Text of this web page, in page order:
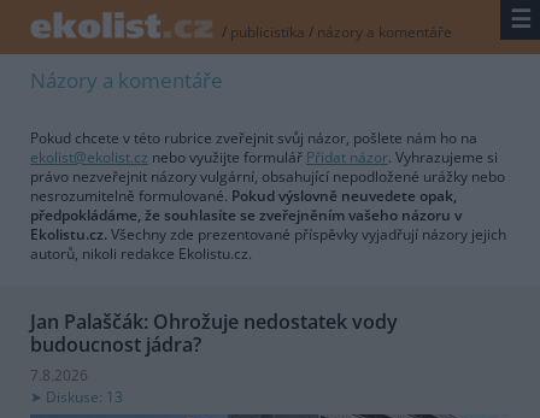
/ publicistika / názory a komentáře ☰
Názory a komentáře
Pokud chcete v této rubrice zveřejnit svůj názor, pošlete nám ho na
ekolist@ekolist.cz nebo využijte formulář Přidat názor. Vyhrazujeme si
právo nezveřejnit názory vulgární, obsahující nepodložené urážky nebo
nesrozumitelně formulované. Pokud výslovně neuvedete opak,
předpokládáme, že souhlasíte se zveřejněním vašeho názoru v
Ekolistu.cz. Všechny zde prezentované příspěvky vyjadřují názory jejich
autorů, nikoli redakce Ekolistu.cz.
Jan Palaščák: Ohrožuje nedostatek vody
budoucnost jádra?
7.8.2026
Diskuse: 13